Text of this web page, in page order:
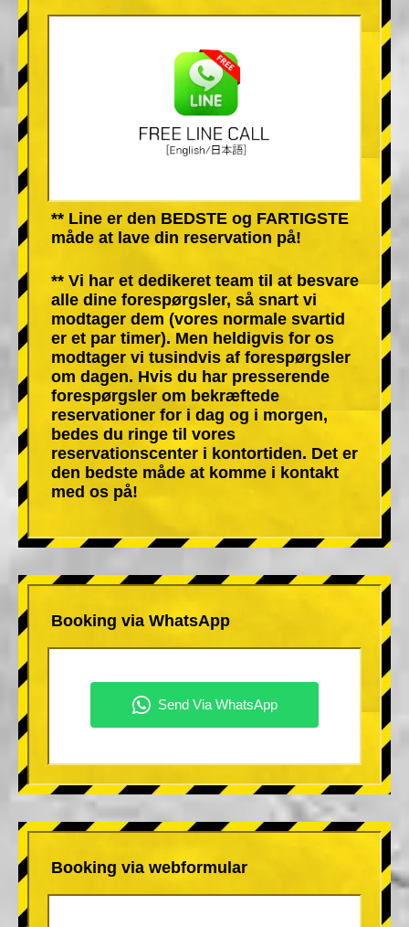
** Line er den BEDSTE og FARTIGSTE
måde at lave din reservation på!
** Vi har et dedikeret team til at besvare
alle dine forespørgsler, så snart vi
modtager dem (vores normale svartid
er et par timer). Men heldigvis for os
modtager vi tusindvis af forespørgsler
om dagen. Hvis du har presserende
forespørgsler om bekræftede
reservationer for i dag og i morgen,
bedes du ringe til vores
reservationscenter i kontortiden. Det er
den bedste måde at komme i kontakt
med os på!
Booking via WhatsApp
Booking via webformular